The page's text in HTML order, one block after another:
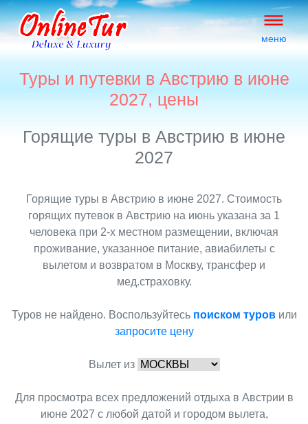
меню
Туры и путевки в Австрию в июне
2027, цены
Горящие туры в Австрию в июне
2027
Горящие туры в Австрию в июне 2027. Стоимость
горящих путевок в Австрию на июнь указана за 1
человека при 2-х местном размещении, включая
проживание, указанное питание, авиабилеты с
вылетом и возвратом в Москву, трансфер и
мед.страховку.
Туров не найдено. Воспользуйтесь поиском туровили
запросите цену
Вылет из
Для просмотра всех предложений отдыха в Австрии в
июне 2027 с любой датой и городом вылета,